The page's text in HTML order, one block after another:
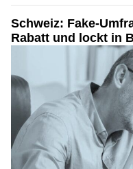
Schweiz: Fake-
Rabatt und lockt in